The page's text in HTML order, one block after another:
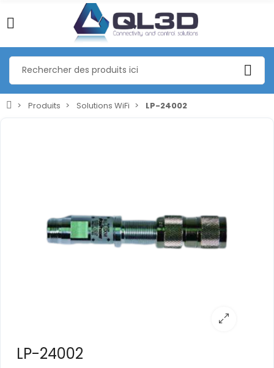
Produits Solutions WiFi LP-24002
LP-24002